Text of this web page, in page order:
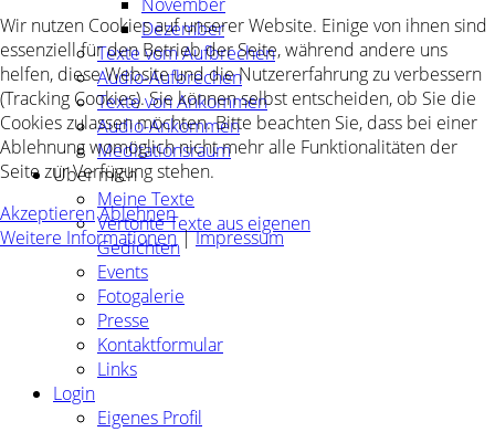
November
Dezember
Texte vom Aufbrechen
Audio-Aufbrechen
Texte von Ankommen
Audio-Ankommen
Meditationsraum
Über mich
Meine Texte
Vertonte Texte aus eigenen
Gedichten
Events
Fotogalerie
Presse
Kontaktformular
Links
Login
Eigenes Profil
Wir nutzen Cookies auf unserer Website. Einige von ihnen sind
essenziell für den Betrieb der Seite, während andere uns
helfen, diese Website und die Nutzererfahrung zu verbessern
(Tracking Cookies). Sie können selbst entscheiden, ob Sie die
Cookies zulassen möchten. Bitte beachten Sie, dass bei einer
Ablehnung womöglich nicht mehr alle Funktionalitäten der
Seite zur Verfügung stehen.
AkzeptierenAblehnen
Weitere Informationen|Impressum